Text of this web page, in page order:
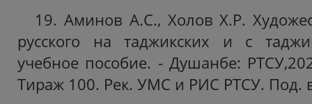
19. Аминов А.С., Холов Х.Р.
русского на таджикских и с
учебное пособие. - Душанбе:
Тираж 100. Рек. УМС и РИС РТСУ. Под.